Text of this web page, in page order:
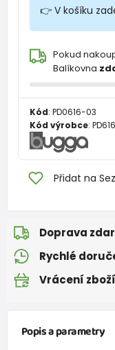
👉 V košíku
Pokud
Balíkovna
Kód: PD0616-03
Kód výrobce: PD616
Přidat na
Doprava
Rychlé
Vrácení zboží
Popis a parametry